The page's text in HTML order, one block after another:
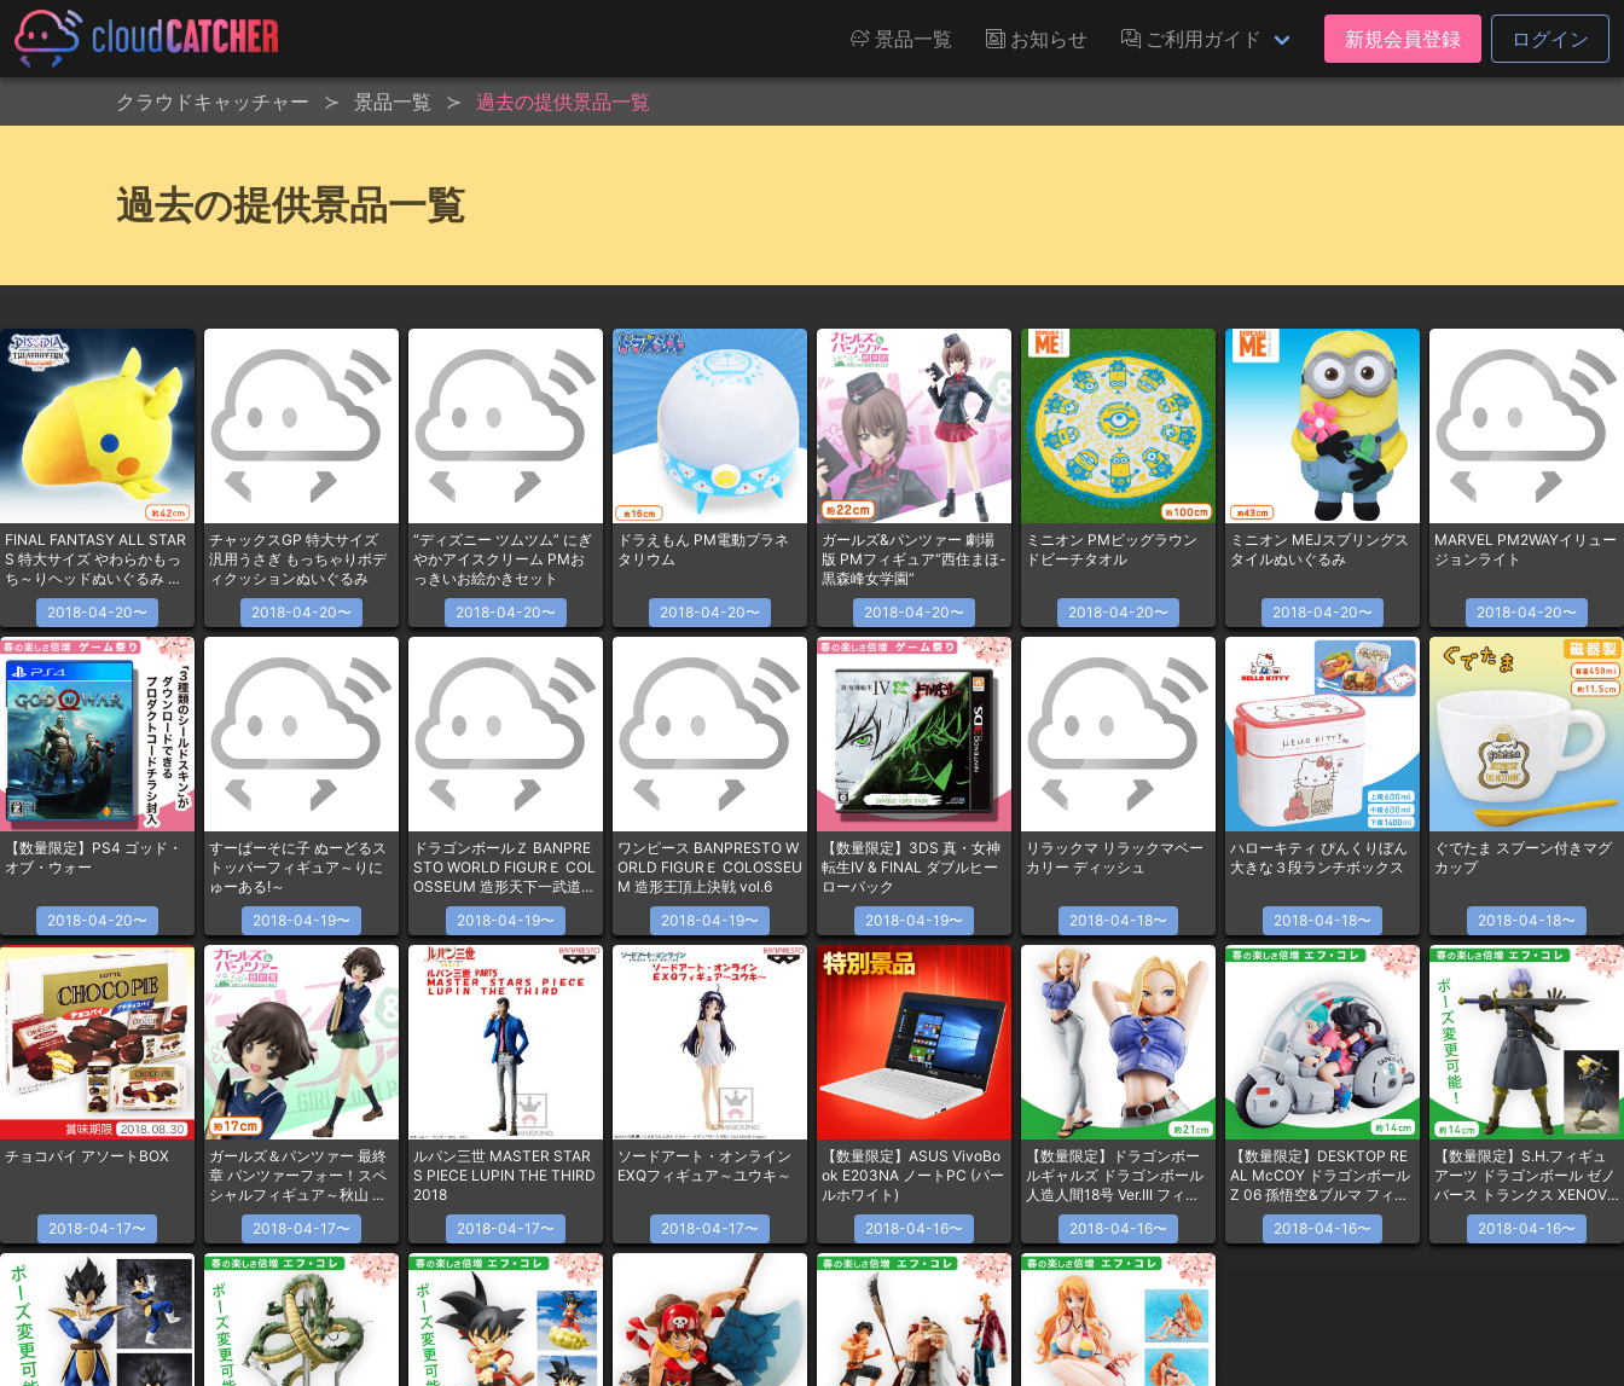
景品一覧 お知らせ ご利用ガイド 新規会員登録 ログイン
クラウドキャッチャー 景品一覧 過去の提供景品一覧
過去の提供景品一覧
FINAL FANTASY ALL STAR
S 特大サイズ やわらかもっ
ち～りヘッドぬいぐるみ チ
ョコボ
2018-04-20〜
チャックスGP 特大サイズ
汎用うさぎ もっちゃりボデ
ィクッションぬいぐるみ
2018-04-20〜
“ディズニー ツムツム” にぎ
やかアイスクリーム PMお
っきいお絵かきセット
2018-04-20〜
ドラえもん PM電動プラネ
タリウム
2018-04-20〜
ガールズ&パンツァー 劇場
版 ​PMフィギュア“西住まほ-
黒森峰女学園”
2018-04-20〜
ミニオン ​PMビッグラウン
ドビーチタオル
2018-04-20〜
ミニオン ​MEJスプリングス
タイルぬいぐるみ
2018-04-20〜
MARVEL PM2WAYイリュー
ジョンライト
2018-04-20〜
【数量限定】PS4 ゴッド・
オブ・ウォー
2018-04-20〜
すーぱーそに子 ぬーどるス
トッパーフィギュア～りに
ゅーある!～
2018-04-19〜
ドラゴンボールＺ BANPRE
STO WORLD FIGURＥ COL
OSSEUM 造形天下一武道会
其之六
2018-04-19〜
ワンピース BANPRESTO W
ORLD FIGURＥ COLOSSEU
M 造形王頂上決戦 vol.6
2018-04-19〜
【数量限定】3DS 真・女神
転生IV & FINAL ダブルヒー
ローパック
2018-04-19〜
リラックマ リラックマベー
カリー ディッシュ
2018-04-18〜
ハローキティ ぴんくりぼん
大きな３段ランチボックス
2018-04-18〜
ぐでたま スプーン付きマグ
カップ
2018-04-18〜
チョコパイ アソートBOX
2018-04-17〜
ガールズ＆パンツァー 最終
章 パンツァーフォー！スペ
シャルフィギュア～秋山 優
花里 冬服ver～
2018-04-17〜
ルパン三世 MASTER STAR
S PIECE LUPIN THE THIRD
2018
2018-04-17〜
ソードアート・オンライン
EXQフィギュア～ユウキ～
2018-04-17〜
【数量限定】ASUS VivoBo
ok E203NA ノートPC (パー
ルホワイト)
2018-04-16〜
【数量限定】ドラゴンボー
ルギャルズ ドラゴンボール
人造人間18号 Ver.III フィギ
2018-04-16〜
【数量限定】DESKTOP RE
AL McCOY ドラゴンボール
Z 06 孫悟空&ブルマ フィギ
2018-04-16〜
【数量限定】S.H.フィギュ
アーツ ドラゴンボール ゼノ
バース トランクス XENOVE
RSE Edition フィギュア
2018-04-16〜